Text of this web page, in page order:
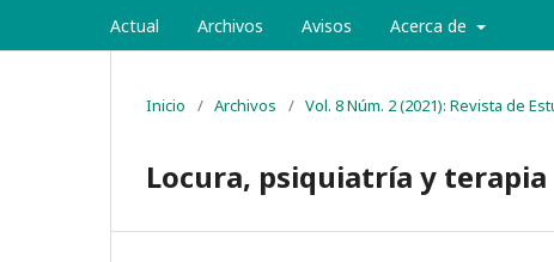
Actual Archivos Avisos Acerca de
Inicio / Archivos / Vol. 8 Núm. 2 (2021): Revista de
Locura, psiquiatría y